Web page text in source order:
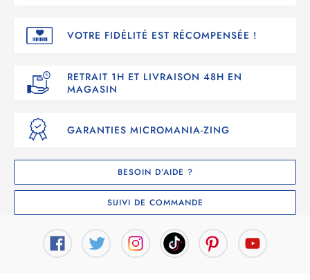
VOTRE FIDÉLITÉ EST RÉCOMPENSÉE !
RETRAIT 1H ET LIVRAISON 48H EN
MAGASIN
GARANTIES MICROMANIA-ZING
BESOIN D’AIDE ?
SUIVI DE COMMANDE